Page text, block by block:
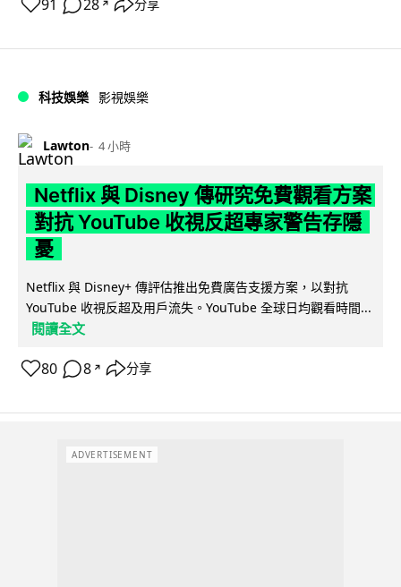
91 28 ↗ 分享
科技娛樂 影視娛樂
Lawton 4 小時
Netflix 與 Disney 傳研究免費觀看方案
對抗 YouTube 收視反超專家警告存隱
憂
Netflix 與 Disney+ 傳評估推出免費廣告支援方案，以對抗
YouTube 收視反超及用戶流失。YouTube 全球日均觀看時間...
閱讀全文
80 8 ↗ 分享
ADVERTISEMENT